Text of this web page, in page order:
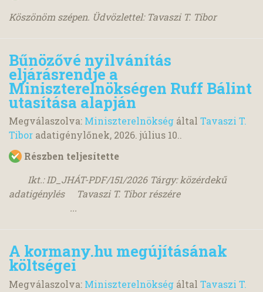
Köszönöm szépen. Üdvözlettel: Tavaszi T. Tibor
Bűnözővé nyilvánítás
eljárásrendje a
Miniszterelnökségen Ruff Bálint
utasítása alapján
Megválaszolva: Miniszterelnökség által Tavaszi T.
Tibor adatigénylőnek, 2026. július 10..
Részben teljesítette
Ikt.: ID_JHÁT-PDF/151/2026 Tárgy: közérdekű
adatigénylés Tavaszi T. Tibor részére
...
A kormany.hu megújításának
költségei
Megválaszolva: Miniszterelnökség által Tavaszi T.